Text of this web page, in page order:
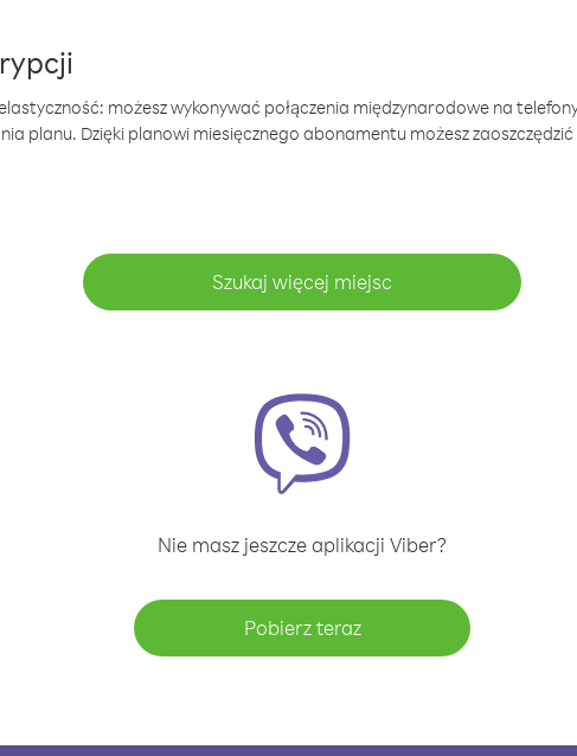
możesz wykonywać połączenia międzynarodowe na
planu. Dzięki planowi miesięcznego abonamentu możesz
Szukaj więcej miejsc
Nie masz jeszcze aplikacji Viber?
Pobierz teraz